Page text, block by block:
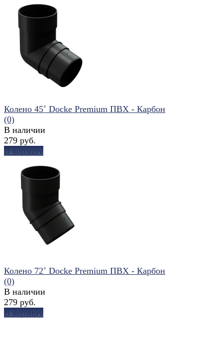
избранное сравнить
сравнить
Колено 45˚ Docke Premium ПВХ - Карбон
(0)
В наличии
279 руб.
В корзину
Колено 72˚ Docke Premium ПВХ - Карбон
(0)
В наличии
279 руб.
В корзину